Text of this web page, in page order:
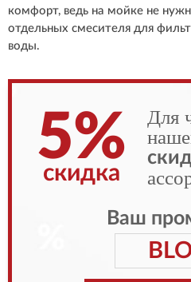
комфорт, ведь на мойке не
отдельных смесителя для
воды.
5%
скидка
Для
Ваш